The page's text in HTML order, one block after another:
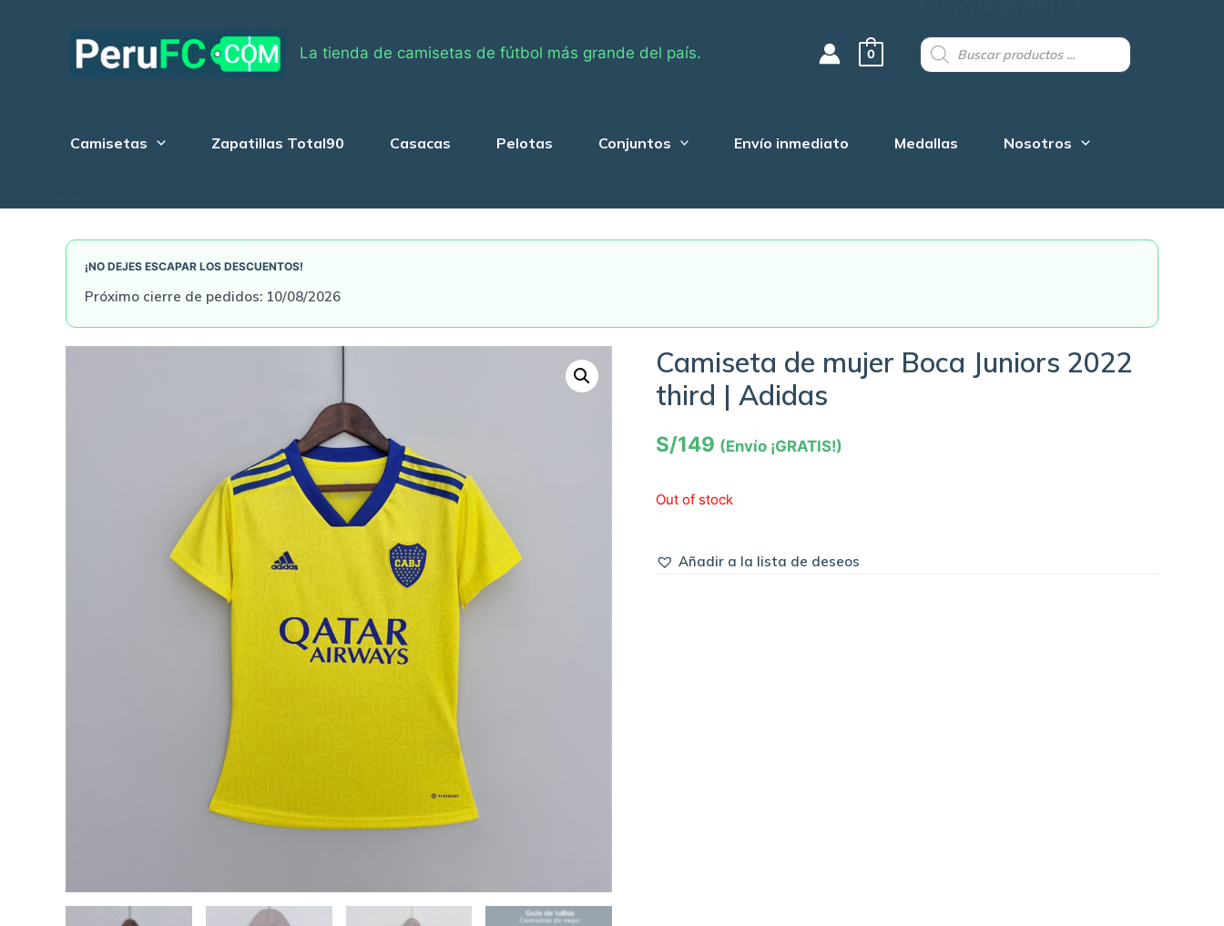
La tienda de camisetas de fútbol más grande del país. 0
Products
search
Camisetas Zapatillas Total90 Casacas Pelotas Conjuntos Envío inmediato Medallas Nosotros
¡NO DEJES ESCAPAR LOS DESCUENTOS!
Próximo cierre de pedidos: 10/08/2026
Camiseta de mujer Boca Juniors 2022
third | Adidas
S/149 (Envío ¡GRATIS!)
Out of stock
Añadir a la lista de deseos